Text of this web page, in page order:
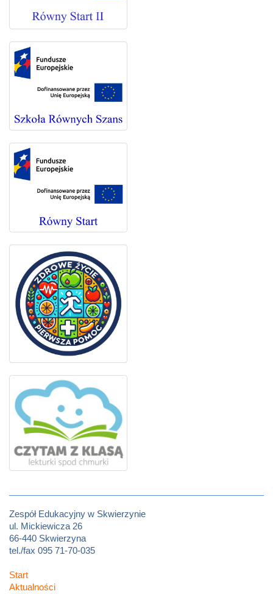
Zespół Edukacyjny w Skwierzynie
ul. Mickiewicza 26
66-440 Skwierzyna
tel./fax 095 71-70-035
Start
Aktualności